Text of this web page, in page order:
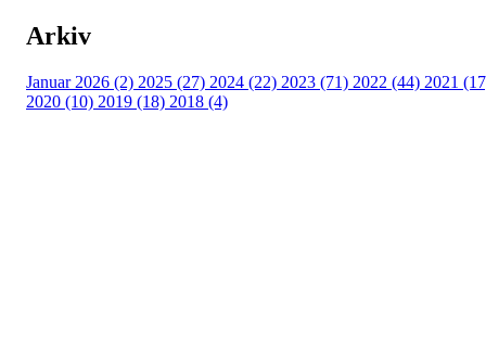
Arkiv
Januar 2026 (2) 2025 (27) 2024 (22) 2023 (71) 2022 (44) 2021
2020 (10) 2019 (18) 2018 (4)